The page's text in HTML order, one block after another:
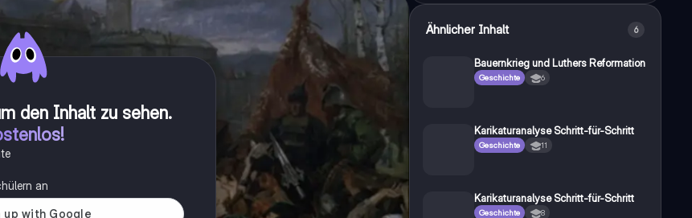
den Inhalt zu sehen.
an
Ähnlicher Inhalt 6
Bauernkrieg und Luthers Reformation
Geschichte 6
Karikaturanalyse Schritt-für-Schritt
Geschichte 11
Karikaturanalyse Schritt-für-Schritt
Geschichte 8